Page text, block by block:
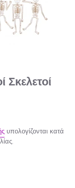
Σκελετοί
υπολογίζονται κατά